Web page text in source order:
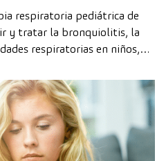
respiratoria pediátrica de
y tratar la bronquiolitis, la
respiratorias en niños,